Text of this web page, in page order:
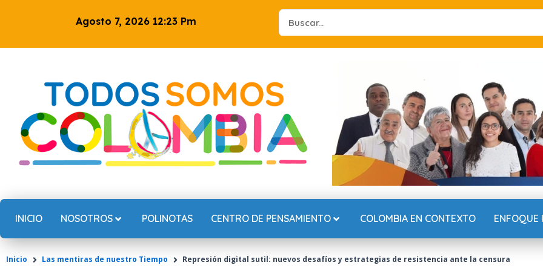
Agosto 7, 2026 12:23 Pm
Search
...
INICIO NOSOTROS POLINOTAS CENTRO DE PENSAMIENTO COLOMBIA EN CONTEXTO ENFOQUE
Inicio Las mentiras de nuestro Tiempo Represión digital sutil: nuevos desafíos y estrategias de resistencia ante la censura